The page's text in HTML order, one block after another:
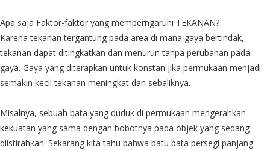
Apa saja Faktor-faktor yang memperngaruhi TEKANAN?
Karena tekanan tergantung pada area di mana gaya bertindak,
tekanan dapat ditingkatkan dan menurun tanpa perubahan pada
gaya. Gaya yang diterapkan untuk konstan jika permukaan menjadi
semakin kecil tekanan meningkat dan sebaliknya.
Misalnya, sebuah bata yang duduk di permukaan mengerahkan
kekuatan yang sama dengan bobotnya pada objek yang sedang
diistirahkan. Sekarang kita tahu bahwa batu bata persegi panjang